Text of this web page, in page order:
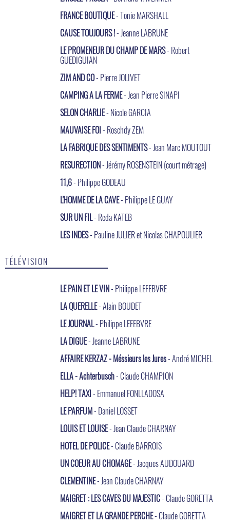
FRANCE BOUTIQUE- Tonie MARSHALL
CAUSE TOUJOURS !- Jeanne LABRUNE
LE PROMENEUR DU CHAMP DE MARS- Robert
GUEDIGUIAN
ZIM AND CO- Pierre JOLIVET
CAMPING A LA FERME- Jean Pierre SINAPI
SELON CHARLIE- Nicole GARCIA
MAUVAISE FOI- Roschdy ZEM
LA FABRIQUE DES SENTIMENTS- Jean Marc MOUTOUT
RESURECTION- Jérémy ROSENSTEIN (court métrage)
11,6- Philippe GODEAU
L'HOMME DE LA CAVE- Philippe LE GUAY
SUR UN FIL- Reda KATEB
LES INDES- Pauline JULIER et Nicolas CHAPOULIER
TÉLÉVISION
LE PAIN ET LE VIN- Philippe LEFEBVRE
LA QUERELLE- Alain BOUDET
LE JOURNAL- Philippe LEFEBVRE
LA DIGUE- Jeanne LABRUNE
AFFAIRE KERZAZ - Méssieurs les Jures- André MICHEL
ELLA - Achterbusch- Claude CHAMPION
HELP! TAXI- Emmanuel FONLLADOSA
LE PARFUM- Daniel LOSSET
LOUIS ET LOUISE- Jean Claude CHARNAY
HOTEL DE POLICE- Claude BARROIS
UN COEUR AU CHOMAGE- Jacques AUDOUARD
CLEMENTINE- Jean Claude CHARNAY
MAIGRET : LES CAVES DU MAJESTIC- Claude GORETTA
MAIGRET ET LA GRANDE PERCHE- Claude GORETTA